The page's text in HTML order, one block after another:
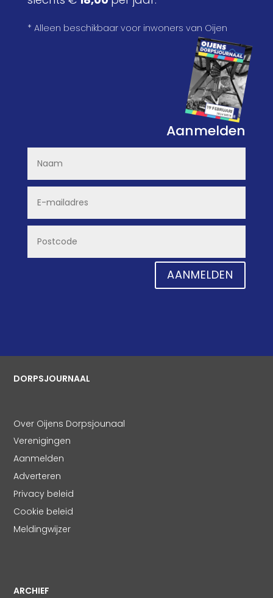
* Alleen beschikbaar voor inwoners van Oijen
Aanmelden
AANMELDEN
DORPSJOURNAAL
Over Oijens Dorpsjounaal
Verenigingen
Aanmelden
Adverteren
Privacy beleid
Cookie beleid
Meldingwijzer
ARCHIEF